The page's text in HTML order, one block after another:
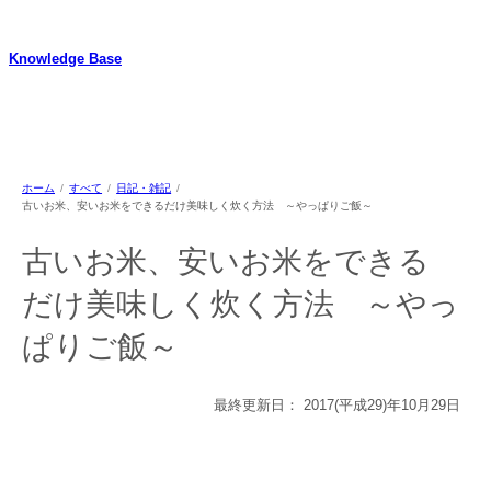
をKnowledge Base
ホーム すべて
日記・雑記
古いお米、安いお米をできるだけ美味しく炊く方法 ～やっぱりご飯～
古いお米、安いお米をできる
だけ美味しく炊く方法 ～やっ
ぱりご飯～
最終更新日： 2017(平成29)年10月29日